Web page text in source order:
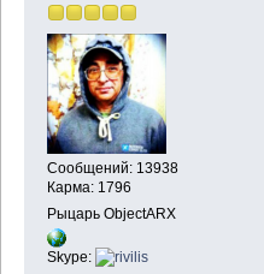
Сообщений: 13938
Карма: 1796
Рыцарь ObjectARX
Skype: